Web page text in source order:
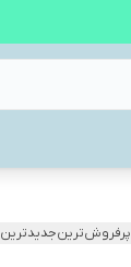
پرفروش‌ترینجدیدترین